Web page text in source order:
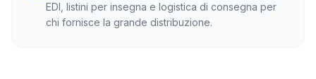
EDI, listini per insegna e logistica di consegna per
chi fornisce la grande distribuzione.